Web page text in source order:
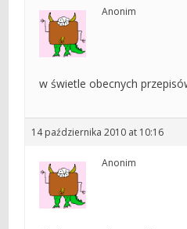
Anonim
w świetle obecnych
14 października 2010 at 10:16
Anonim